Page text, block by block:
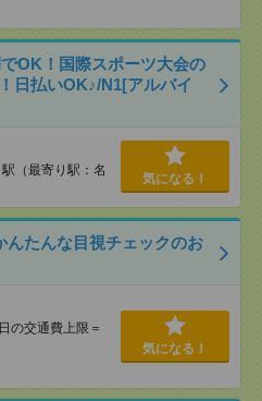
OK！国際スポーツ大会の
日払いOK♪/N1[アルバイ
（最寄り駅：名
気になる！
たんな目視チェックのお
交通費上限＝
気になる！